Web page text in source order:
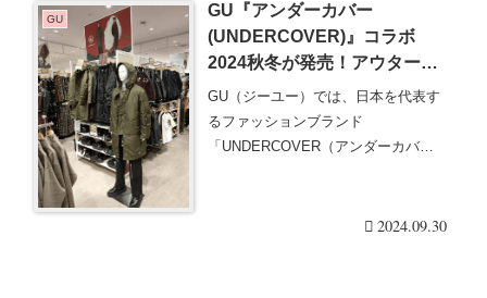
GU
GU『アンダーカバー
(UNDERCOVER)』コラボ
2024秋冬が発売！アウター、
オズの魔法使い、バッグ、帽子
のグッズも！&TEAMモデル
GU（ジーユー）では、日本を代表す
るファッションブランド
「UNDERCOVER（アンダーカバ
2024.09.30